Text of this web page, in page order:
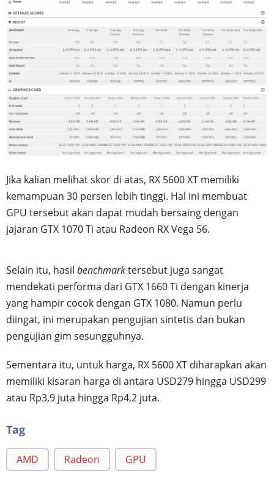
Jika kalian melihat skor di atas, RX 5600 XT memiliki
kemampuan 30 persen lebih tinggi. Hal ini membuat
GPU tersebut akan dapat mudah bersaing dengan
jajaran GTX 1070 Ti atau Radeon RX Vega 56.
Selain itu, hasil benchmarktersebut juga sangat
mendekati performa dari GTX 1660 Ti dengan kinerja
yang hampir cocok dengan GTX 1080. Namun perlu
diingat, ini merupakan pengujian sintetis dan bukan
pengujian gim sesungguhnya.
Sementara itu, untuk harga, RX 5600 XT diharapkan akan
memiliki kisaran harga di antara USD279 hingga USD299
atau Rp3,9 juta hingga Rp4,2 juta.
Tag
AMD Radeon GPU